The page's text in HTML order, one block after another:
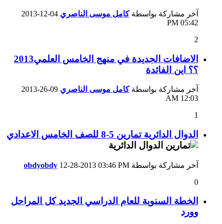
آخر مشاركة بواسطةكامل موسى الناصري
05:42 PM
2
الاضافات الجديدة في منهج الخامس العلمي2013
؟؟ اين الفائدة
آخر مشاركة بواسطةكامل موسى الناصري
12:03 AM
1
الدوال الدائرية تمارين 5-8 للصف الخامس الاعدادي
آخر مشاركة بواسطة obdyobdy 12-28-2013 03:46 PM
0
الخطة السنوية للعام الدراسي الجديد كل المراحل
وورد